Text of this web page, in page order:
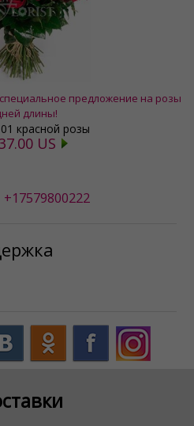
предложение на розы
длины!
красной розы
US
+17579800222